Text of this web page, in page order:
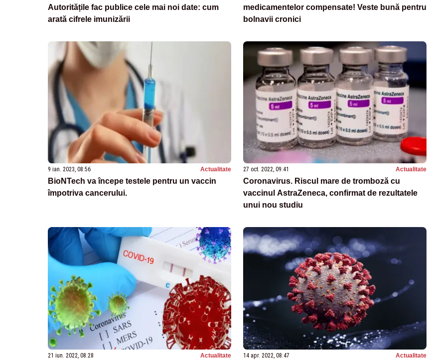
Autoritățile fac publice cele mai noi date: cum
arată cifrele imunizării
medicamentelor compensate! Veste bună pentru
bolnavii cronici
9 ian. 2023, 08:56 Actualitate
BioNTech va începe testele pentru un vaccin
împotriva cancerului.
27 oct. 2022, 09:41 Actualitate
Coronavirus. Riscul mare de tromboză cu
vaccinul AstraZeneca, confirmat de rezultatele
unui nou studiu
21 iun. 2022, 08:28 Actualitate 14 apr. 2022, 08:47 Actualitate